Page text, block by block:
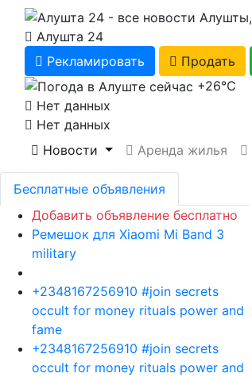
Алушта 24
Рекламировать
Продать
+26℃
Нет данных
Нет данных
Новости
Аренда жилья
Бесплатные объявления
Добавить объявление бесплатно
Ремешок для Xiaomi Mi Band 3
military
+2348167256910 #join secrets
occult for money rituals power and
fame
+2348167256910 #join secrets
occult for money rituals power and